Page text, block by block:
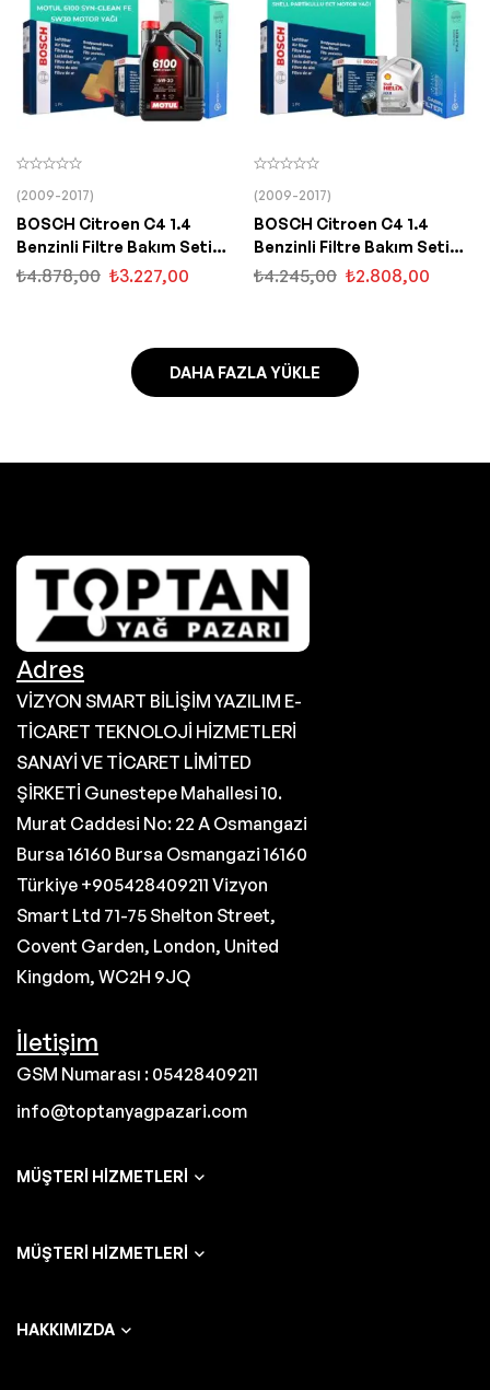
(2009-2017)
BOSCH Citroen C4 1.4
Benzinli Filtre Bakım Seti
Motul Motor Yağlı (2010-
₺4.878,00 ₺3.227,00
(2009-2017)
BOSCH Citroen C4 1.4
Benzinli Filtre Bakım Seti
Shell Motor Yağlı (2010-
₺4.245,00 ₺2.808,00
DAHA FAZLA YÜKLE
Adres
VİZYON SMART BİLİŞİM YAZILIM E-
TİCARET TEKNOLOJİ HİZMETLERİ
SANAYİ VE TİCARET LİMİTED
ŞİRKETİ Gunestepe Mahallesi 10.
Murat Caddesi No: 22 A Osmangazi
Bursa 16160 Bursa Osmangazi 16160
Türkiye +905428409211 Vizyon
Smart Ltd 71-75 Shelton Street,
Covent Garden, London, United
Kingdom, WC2H 9JQ
İletişim
GSM Numarası : 05428409211
info@toptanyagpazari.com
MÜŞTERI HIZMETLERI
MÜŞTERI HIZMETLERI
HAKKIMIZDA